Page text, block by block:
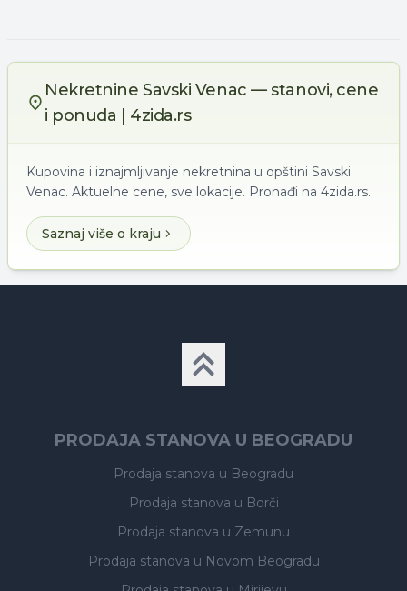
Nekretnine Savski Venac — stanovi, cene
i ponuda | 4zida.rs
Kupovina i iznajmljivanje nekretnina u opštini Savski
Venac. Aktuelne cene, sve lokacije. Pronađi na 4zida.rs.
Saznaj više o kraju
PRODAJA STANOVA U BEOGRADU
Prodaja stanova u Beogradu
Prodaja stanova u Borči
Prodaja stanova u Zemunu
Prodaja stanova u Novom Beogradu